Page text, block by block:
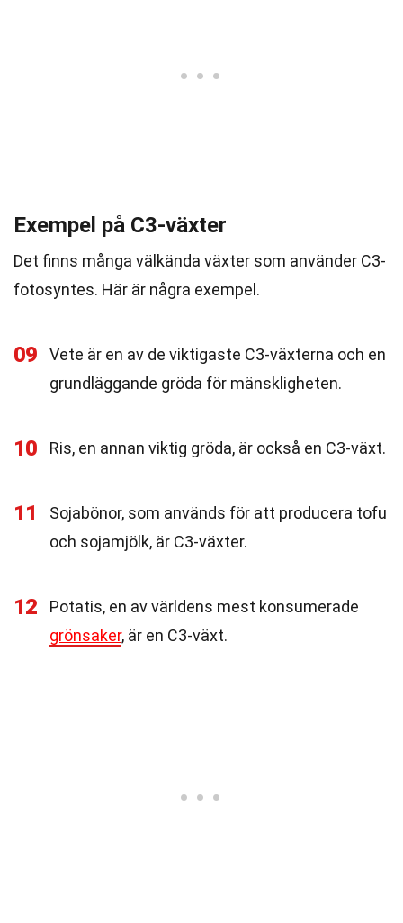
Exempel på C3-växter
Det finns många välkända växter som använder C3-
fotosyntes. Här är några exempel.
09
Vete är en av de viktigaste C3-växterna och en
grundläggande gröda för mänskligheten.
10 Ris, en annan viktig gröda, är också en C3-växt.
11
Sojabönor, som används för att producera tofu
och sojamjölk, är C3-växter.
12
Potatis, en av världens mest konsumerade
grönsaker, är en C3-växt.